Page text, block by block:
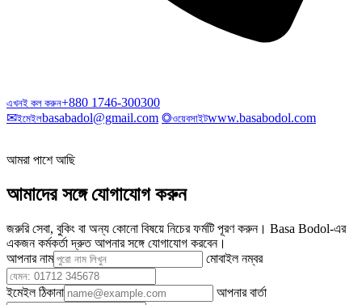
এখনই কল করুন+880 1746-300300
✉ইমেইলbasabadol@gmail.com ◎ওয়েবসাইটwww.basabodol.com
আমরা পাশে আছি
আমাদের সঙ্গে যোগাযোগ করুন
জরুরি সেবা, বুকিং বা অন্য কোনো বিষয়ে নিচের ফর্মটি পূরণ করুন। Basa Bodol-এর
একজন কর্মকর্তা দ্রুত আপনার সঙ্গে যোগাযোগ করবেন।
আপনার নাম
মোবাইল নম্বর
ইমেইল ঠিকানা আপনার বার্তা